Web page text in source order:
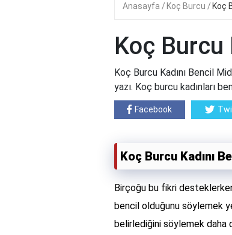
Anasayfa Koç Burcu Koç
Koç Burcu
Koç Burcu Kadını Bencil
yazı. Koç burcu kadınları
Facebook
Koç Burcu Kadını
Birçoğu bu fikri
bencil olduğunu söylemek
belirlediğini söylemek daha